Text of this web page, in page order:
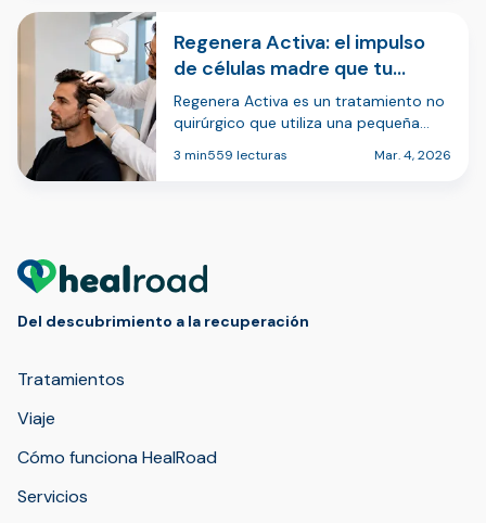
inyecto…
Regenera Activa: el impulso
de células madre que tu
trasplante capilar necesita.
Regenera Activa es un tratamiento no
quirúrgico que utiliza una pequeña
cabelludo para crear una solución rica
3 min559 lecturas Mar. 4, 2026
Del descubrimiento a la recuperación
Tratamientos
Viaje
Cómo funciona HealRoad
Servicios